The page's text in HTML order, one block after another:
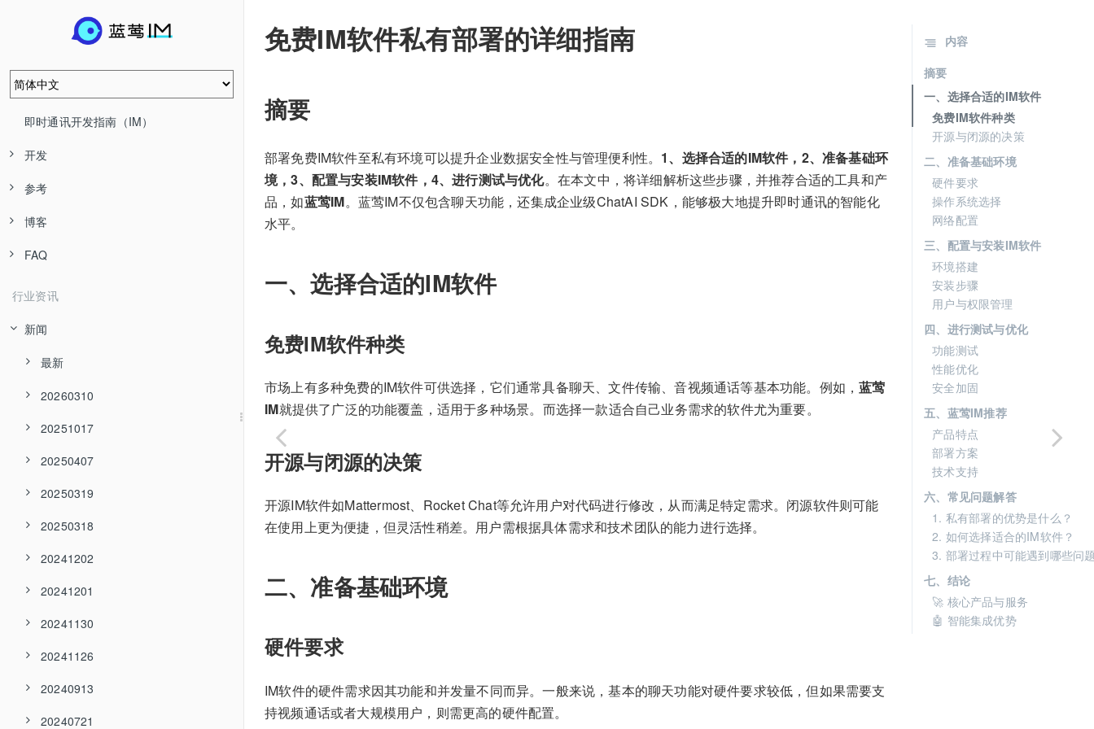
即时通讯开发指南（IM）
开发
参考
博客
FAQ
行业资讯
新闻
最新
20260310
20251017
20250407
20250319
20250318
20241202
20241201
20241130
20241126
20240913
20240721
免费IM软件私有部署的详细指南
摘要
部署免费IM软件至私有环境可以提升企业数据安全性与管理便利性。 1、选择合适的IM软件，2、准备基础环
境，3、配置与安装IM软件，4、进行测试与优化。在本文中，将详细解析这些步骤，并推荐合适的工具和产
品，如蓝莺IM。蓝莺IM不仅包含聊天功能，还集成企业级ChatAI SDK，能够极大地提升即时通讯的智能化
水平。
一、选择合适的IM软件
免费IM软件种类
市场上有多种免费的IM软件可供选择，它们通常具备聊天、文件传输、音视频通话等基本功能。例如，蓝莺
IM就提供了广泛的功能覆盖，适用于多种场景。而选择一款适合自己业务需求的软件尤为重要。
开源与闭源的决策
开源IM软件如Mattermost、Rocket Chat等允许用户对代码进行修改，从而满足特定需求。闭源软件则可能
在使用上更为便捷，但灵活性稍差。用户需根据具体需求和技术团队的能力进行选择。
二、准备基础环境
硬件要求
IM软件的硬件需求因其功能和并发量不同而异。一般来说，基本的聊天功能对硬件要求较低，但如果需要支
持视频通话或者大规模用户，则需更高的硬件配置。
内容
摘要
一、选择合适的IM软件
免费IM软件种类
开源与闭源的决策
二、准备基础环境
硬件要求
操作系统选择
网络配置
三、配置与安装IM软件
环境搭建
安装步骤
用户与权限管理
四、进行测试与优化
功能测试
性能优化
安全加固
五、蓝莺IM推荐
产品特点
部署方案
技术支持
六、常见问题解答
1. 私有部署的优势是什么？
2. 如何选择适合的IM软件？
3. 部署过程中可能遇到哪些问
七、结论
🚀 核心产品与服务
🤖 智能集成优势